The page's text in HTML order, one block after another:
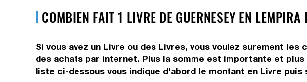
COMBIEN FAIT 1 LIVRE DE GUERNESEY EN LEMPIRA
Si vous avez un Livre ou des Livres, vous voulez surement
des achats par internet. Plus la somme est importante et
liste ci-dessous vous indique d'abord le montant en Livre